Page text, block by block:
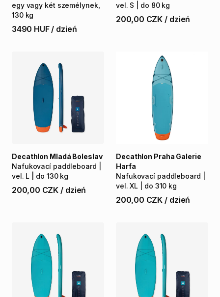
egy vagy két személynek​,​
130 kg
3490 HUF / dzień
vel. S do 80 kg
200,00 CZK / dzień
Nafukovací paddleboard
vel. L do 130 kg
Decathlon Mladá Boleslav
200,00 CZK / dzień
Nafukovací paddleboard
vel. XL do 310 kg
Decathlon Praha Galerie
Harfa
200,00 CZK / dzień